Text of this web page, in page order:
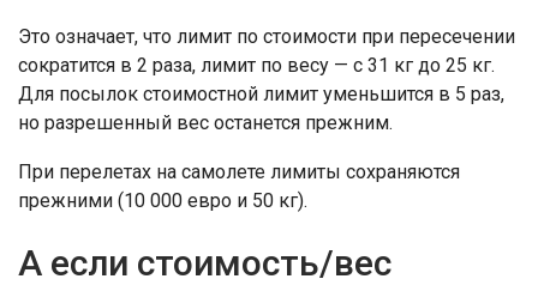
Это означает, что лимит по стоимости при пересечении
сократится в 2 раза, лимит по весу — с 31 кг до 25 кг.
Для посылок стоимостной лимит уменьшится в 5 раз,
но разрешенный вес останется прежним.
При перелетах на самолете лимиты сохраняются
прежними (10 000 евро и 50 кг).
А если стоимость/вес